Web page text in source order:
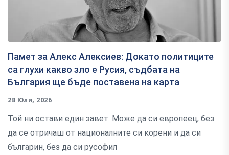
Памет за Алекс Алексиев: Докато политиците
са глухи какво зло е Русия, съдбата на
България ще бъде поставена на карта
28 Юли, 2026
Той ни остави един завет: Може да си европеец, без
да се отричаш от националните си корени и да си
българин, без да си русофил